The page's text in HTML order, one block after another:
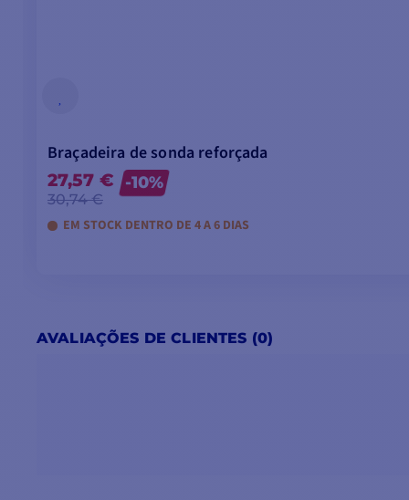
Braçadeira de sonda reforçada
27,57 €
30,74 €
-10%
EM STOCK DENTRO DE 4 A 6 DIAS
AVALIAÇÕES DE CLIENTES (0)